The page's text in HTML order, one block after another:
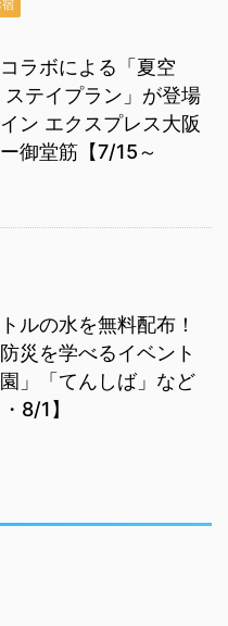
ラボによる「夏空
テイプラン」が登場
ン エクスプレス大阪
御堂筋【7/15～
ルの水を無料配布！
災を学べるイベント
」「てんしば」など
8/1】